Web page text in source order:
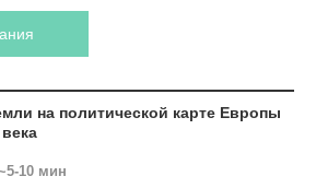
на политической карте Европы
10 мин